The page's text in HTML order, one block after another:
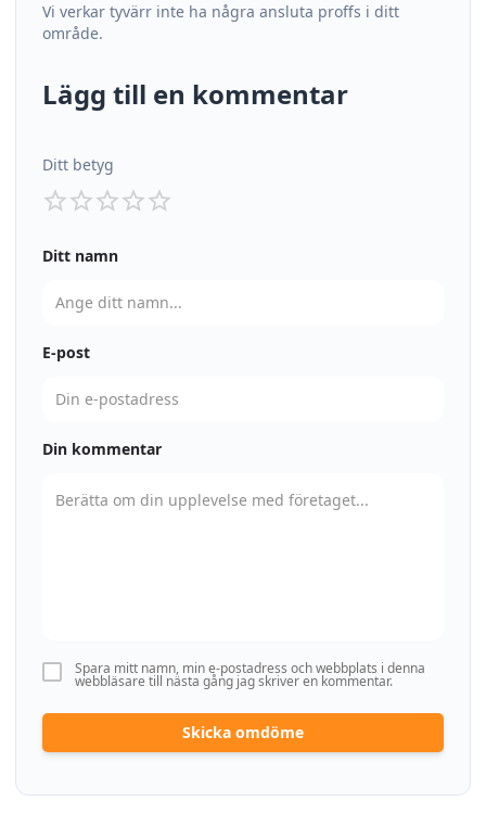
Vi verkar tyvärr inte ha några ansluta proffs i ditt
område.
Lägg till en kommentar
Ditt betyg
Ditt namn
E-post
Din kommentar
Spara mitt namn, min e-postadress och webbplats i denna
webbläsare till nästa gång jag skriver en kommentar.
Skicka omdöme